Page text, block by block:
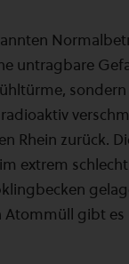
untragbare
Rhein zurück.
extrem
gibt es